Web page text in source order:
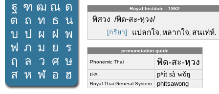
ฐ ฑ ฒ ณ ด
ต ถ ท ธ น
บ ป ผ ฝ พ
ฟ ภ ม ย
ร
ฤ
ล ว ศ ษ
ส ห ฬ อ ฮ
Royal Institute - 1982
พิศวง /พิด-สะ-หฺวง/
[กริยา] แปลกใจ, หลากใจ, สนเท่ห์.
pronunciation guide
Phonemic Thai พิด-สะ-หฺวง
IPA pʰít sà wǒŋ
Royal Thai General System phitsawong